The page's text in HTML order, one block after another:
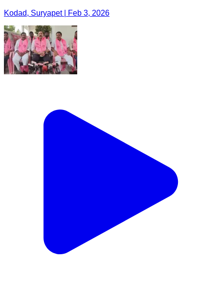
Kodad, Suryapet | Feb 3, 2026